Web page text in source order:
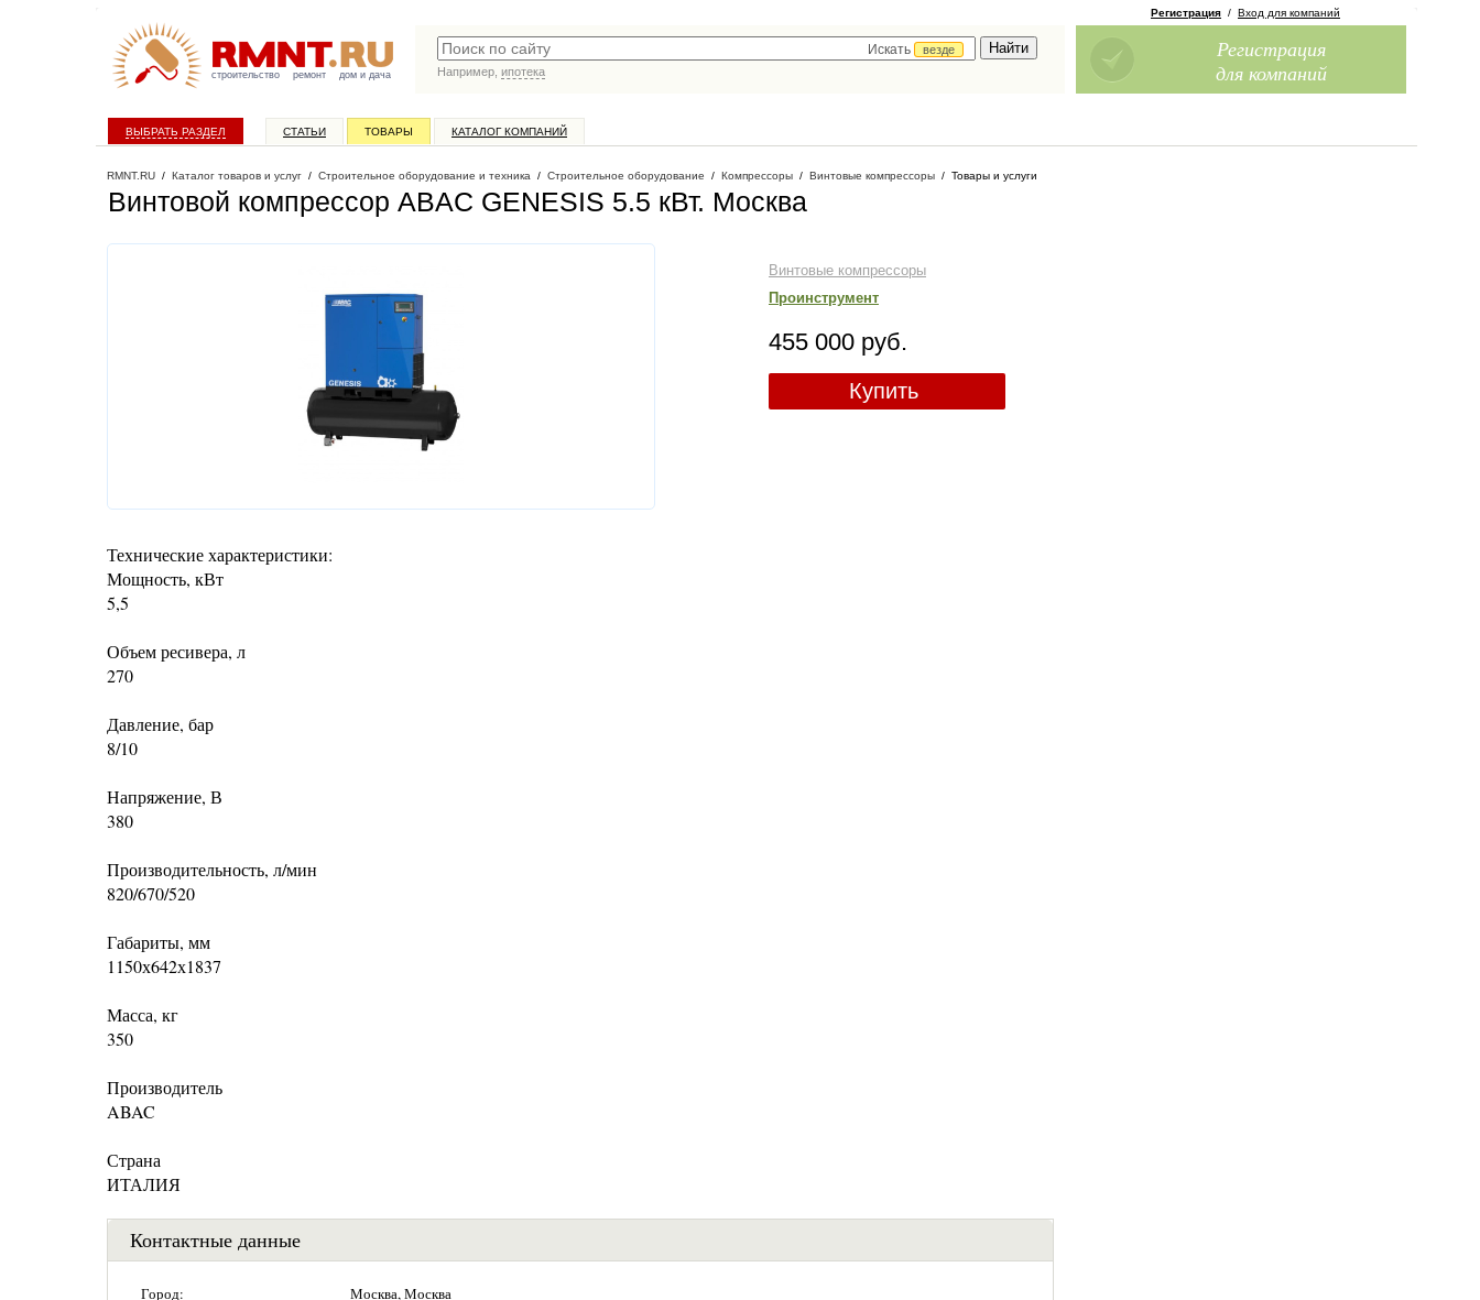
строительство ремонт дом и дача
Искать
везде
Например, ипотека
Регистрация / Вход для компаний
Регистрация
для компаний
ВЫБРАТЬ РАЗДЕЛ СТАТЬИ ТОВАРЫ КАТАЛОГ КОМПАНИЙ
RMNT.RU / Каталог товаров и услуг / Строительное оборудование и техника / Строительное оборудование / Компрессоры / Винтовые компрессоры / Товары и услуги
Винтовой компрессор ABAC GENESIS 5.5 кВт. Москва
Винтовые компрессоры
Проинструмент
455 000 руб.
Купить
Технические характеристики:
Мощность, кВт
5,5
Объем ресивера, л
270
Давление, бар
8/10
Напряжение, В
380
Производительность, л/мин
820/670/520
Габариты, мм
1150х642х1837
Масса, кг
350
Производитель
ABAC
Страна
ИТАЛИЯ
Контактные данные
Город: Москва, Москва